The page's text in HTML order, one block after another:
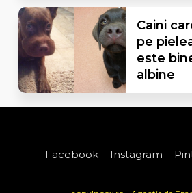
Caini
pe
este
albine
Facebook Instagram